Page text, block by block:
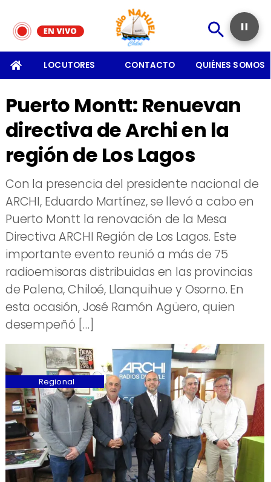
LOCUTORES CONTACTO QUIÉNES SOMOS
Puerto Montt: Renuevan
directiva de Archi en la
región de Los Lagos
Con la presencia del presidente nacional de
ARCHI, Eduardo Martínez, se llevó a cabo en
Puerto Montt la renovación de la Mesa
Directiva ARCHI Región de Los Lagos. Este
importante evento reunió a más de 75
radioemisoras distribuidas en las provincias
de Palena, Chiloé, Llanquihue y Osorno. En
esta ocasión, José Ramón Agüero, quien
desempeñó […]
Regional